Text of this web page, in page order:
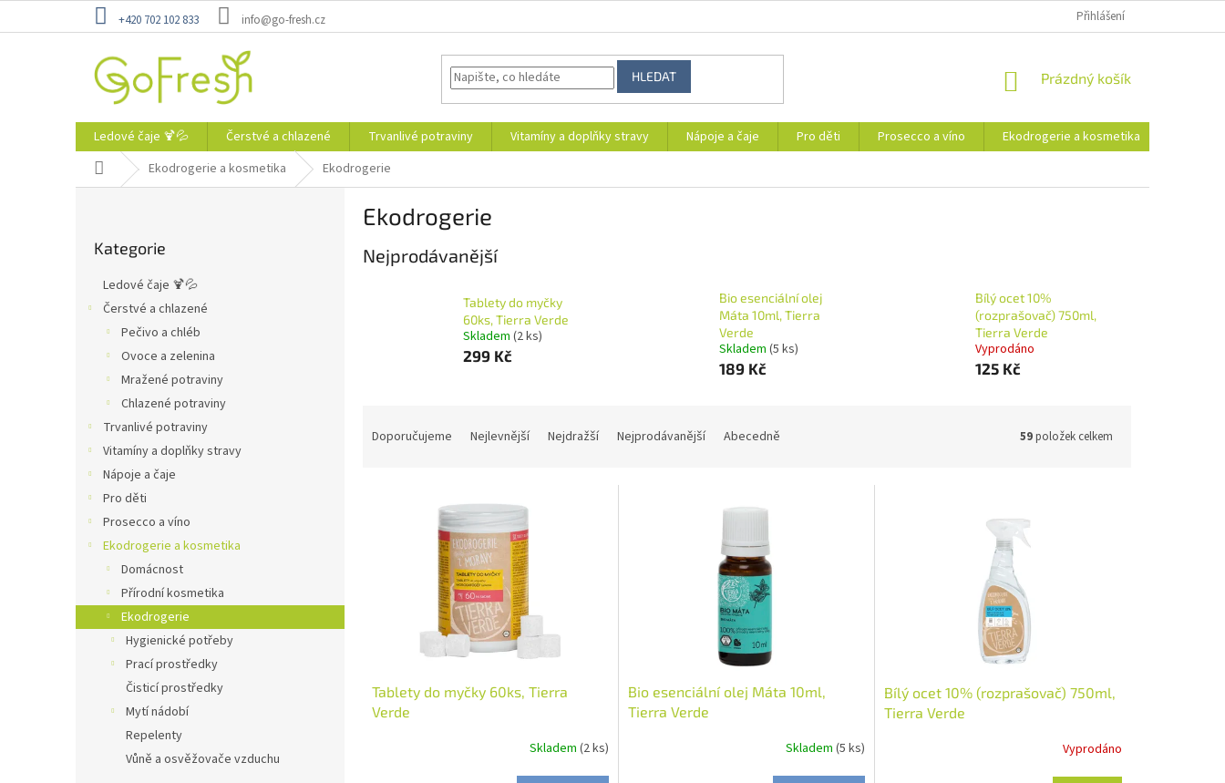
+420 702 102 833 info@go-fresh.cz Přihlášení
HLEDAT
NÁKUPNÍ
Prázdný košík
Ledové čaje 🍹💦 Čerstvé a chlazené Trvanlivé potraviny Vitamíny a doplňky stravy Nápoje a čaje Pro děti Prosecco a víno Ekodrogerie a kosmetika
Domů Ekodrogerie a kosmetika Ekodrogerie
kategorie
Kategorie
Ledové čaje 🍹💦
Čerstvé a chlazené
Pečivo a chléb
Ovoce a zelenina
Mražené potraviny
Chlazené potraviny
Trvanlivé potraviny
Vitamíny a doplňky stravy
Nápoje a čaje
Pro děti
Prosecco a víno
Ekodrogerie a kosmetika
Domácnost
Přírodní kosmetika
Ekodrogerie
Hygienické potřeby
Prací prostředky
Čisticí prostředky
Mytí nádobí
Repelenty
Vůně a osvěžovače vzduchu
Ekodrogerie
Nejprodávanější
Tablety do myčky
60ks, Tierra Verde
Skladem (2 ks)
299 Kč
Bio esenciální olej
Máta 10ml, Tierra
Verde
Skladem (5 ks)
189 Kč
Bílý ocet 10%
(rozprašovač) 750ml,
Tierra Verde
Vyprodáno
125 Kč
Doporučujeme Nejlevnější Nejdražší Nejprodávanější Abecedně 59položek celkem
Tablety do myčky 60ks, Tierra
Verde
Skladem (2 ks)
Bio esenciální olej Máta 10ml,
Tierra Verde
Skladem (5 ks)
Bílý ocet 10% (rozprašovač) 750ml,
Tierra Verde
Vyprodáno